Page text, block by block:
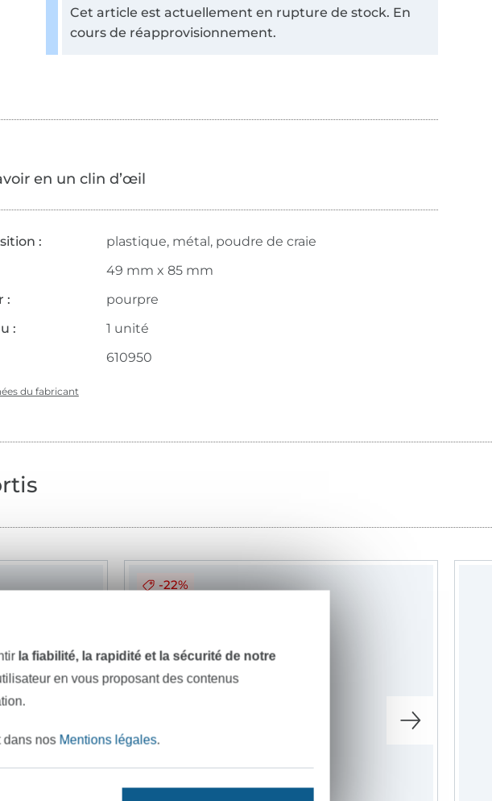
Cet article est actuellement en rupture de stock. En
cours de réapprovisionnement.
en un clin d’œil
:
plastique, métal, poudre de craie
49 mm x 85 mm
:
pourpre
:
1 unité
610950
du fabricant
-22%
la fiabilité, la rapidité et la sécurité de notre
en vous proposant des contenus
nos Mentions légales.